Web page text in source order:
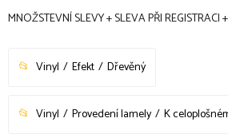
MNOŽSTEVNÍ SLEVY + SLEVA PŘI REGISTRACI
Vinyl Efekt Dřevěný
Vinyl Provedení lamely K